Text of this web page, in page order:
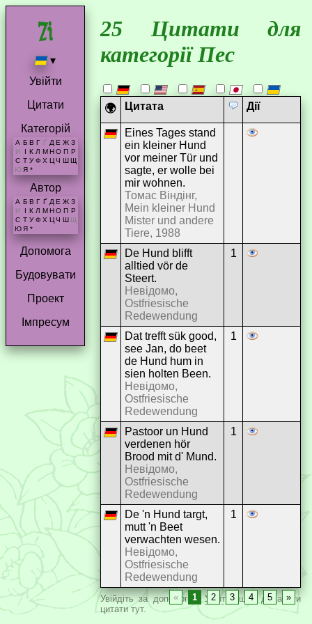
▾
Увійти
Цитати
Категорій
А Б В Г Ґ Д Е Ж З
И
І К Л М Н О П Р
С Т У Ф Х Ц Ч Ш Щ
Ю Я *
Автор
А Б В Г Ґ Д Е Ж З
И
К Л М Н О П Р
С Т У Ф Х Ц Ч Ш Щ
Ю Я *
Допомога
Будовувати
Проект
Імпресум
25 Цитати для
категорії Пес
🌍 Цитата Дії
Eines Tages stand
ein kleiner Hund
vor meiner Tür und
sagte, er wolle bei
mir wohnen.
Томас Віндінг,
Mein kleiner Hund
Mister und andere
Tiere, 1988
De Hund blifft
alltied vör de
Steert.
Невідомо,
Ostfriesische
Redewendung
1
Dat trefft sük good,
see Jan, do beet
de Hund hum in
sien holten Been.
Невідомо,
Ostfriesische
Redewendung
1
Pastoor un Hund
verdenen hör
Brood mit d' Mund.
Невідомо,
Ostfriesische
Redewendung
1
De 'n Hund targt,
mutt 'n Beet
verwachten wesen.
Невідомо,
Ostfriesische
Redewendung
1
« 1 2 3 4 5 »
Увійдіть за допомогоюУвійти, щоб додавати
цитати тут.